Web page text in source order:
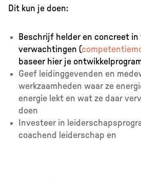
Dit kun je doen:
Beschrijf helder en concreet
verwachtingen (
baseer hier je
Geef leidinggevenden en
werkzaamheden waar ze
energie lekt en wat ze daar
doen
Investeer in
coachend leiderschap en